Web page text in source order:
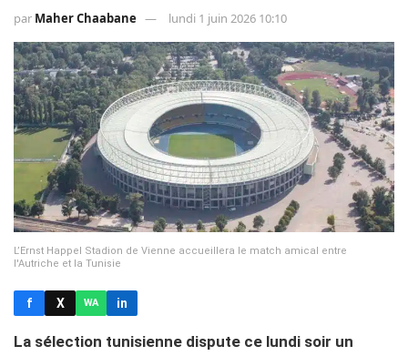
par Maher Chaabane lundi 1 juin 2026 10:10
L’Ernst Happel Stadion de Vienne accueillera le match amical entre
l'Autriche et la Tunisie
f X WA in
La sélection tunisienne dispute ce lundi soir un